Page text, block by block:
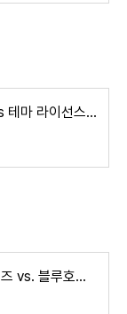
워드프레스 GeneratePress 테마 라이선스 (+요금제)
해외웹호스팅: 클라우드웨이즈 vs. 블루호스트 vs. 카페24 비교 (Cloudways vs. Bluehost vs. Cafe24)